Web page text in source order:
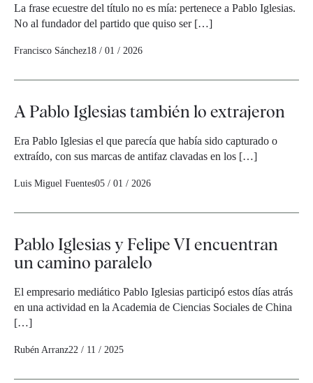
La frase ecuestre del título no es mía: pertenece a Pablo Iglesias.
No al fundador del partido que quiso ser […]
Francisco Sánchez18 / 01 / 2026
A Pablo Iglesias también lo extrajeron
Era Pablo Iglesias el que parecía que había sido capturado o
extraído, con sus marcas de antifaz clavadas en los […]
Luis Miguel Fuentes05 / 01 / 2026
Pablo Iglesias y Felipe VI encuentran
un camino paralelo
El empresario mediático Pablo Iglesias participó estos días atrás
en una actividad en la Academia de Ciencias Sociales de China
[…]
Rubén Arranz22 / 11 / 2025